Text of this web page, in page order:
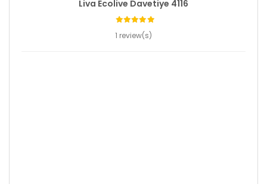
Liva Ecolive Davetiye 4116
1 review(s)